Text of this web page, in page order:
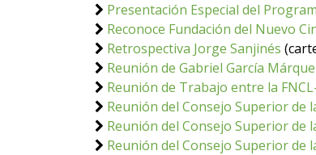
Presentación Especial del
Reconoce Fundación del Nuevo
Retrospectiva Jorge Sanjinés
Reunión de Gabriel García
Reunión de Trabajo entre la
Reunión del Consejo Superior de
Reunión del Consejo Superior de
Reunión del Consejo Superior de